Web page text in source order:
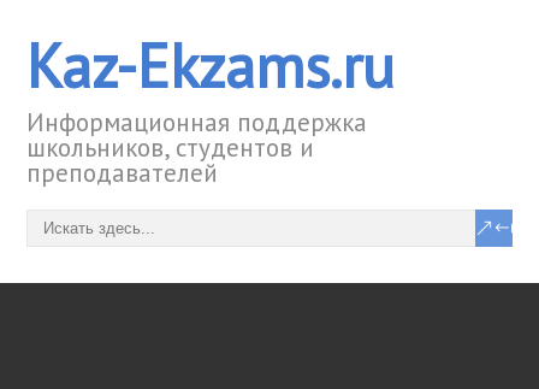
Kaz-Ekzams.ru
Информационная поддержка
школьников, студентов и
преподавателей